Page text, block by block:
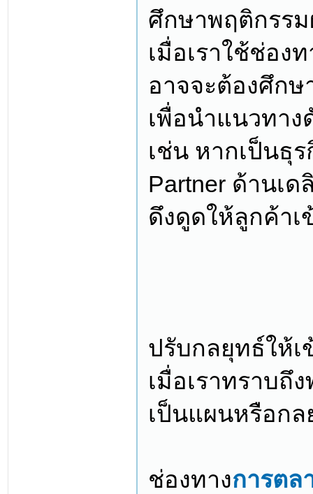
ศึกษาพฤติกรร
เมื่อเราใช้ช่องท
อาจจะต้องศึกษ
เพื่อนำแนวทาง
เช่น หากเป็นธุ
Partner ด้านเ
ดึงดูดให้ลูกค้าเ
ปรับกลยุทธ์ให้เ
เมื่อเราทราบถึ
เป็นแผนหรือกล
ช่องทางการตล